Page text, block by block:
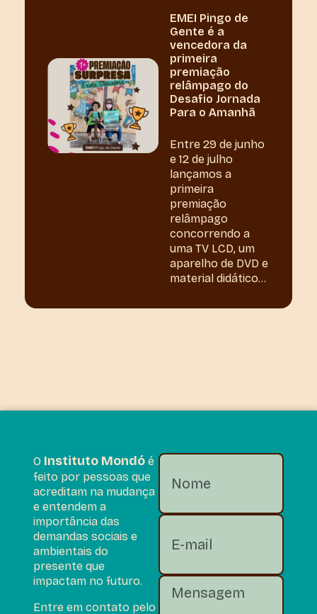
EMEI Pingo de
Gente é a
vencedora da
primeira
premiação
relâmpago do
Desafio Jornada
Para o Amanhã
Entre 29 de junho
e 12 de julho
lançamos a
primeira
premiação
relâmpago
concorrendo a
uma TV LCD, um
aparelho de DVD e
material didático...
O Instituto Mondó é
feito por pessoas que
acreditam na mudança
e entendem a
importância das
demandas sociais e
ambientais do
presente que
impactam no futuro.
Entre em contato pelo